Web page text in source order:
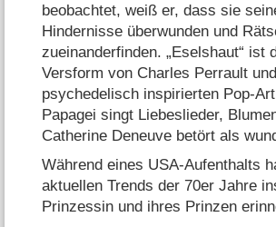
beobachtet, weiß er, dass sie
Hindernisse überwunden und
zueinanderfinden. „Eselshaut“
Versform von Charles Perrault
psychedelisch inspirierten Pop-
Papagei singt Liebeslieder,
Catherine Deneuve betört als
Während eines USA-Aufenthalts
aktuellen Trends der 70er Jahre
Prinzessin und ihres Prinzen